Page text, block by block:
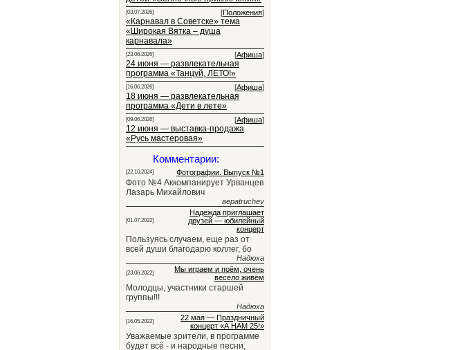
[03.07.2026] [Положения]
«Карнавал в Советске» тема
«Широкая Вятка – душа
карнавала»
[23.06.2026] [Афиша]
24 июня — развлекательная
программа «Танцуй, ЛЕТО!»
[16.06.2026] [Афиша]
18 июня — развлекательная
программа «Дети в лете»
[09.06.2026] [Афиша]
12 июня — выставка-продажа
«Русь мастеровая»
Комментарии:
[22.10.2024] Фотографии. Выпуск №1
Фото №4 Аккомпанирует Урванцев
Лазарь Михайлович
aepatruchev
[01.07.2022]
Надежда приглашает
друзей — юбилейный
концерт
Пользуясь случаем, еще раз от
всей души благодарю коллег, бо
Надюха
[23.06.2022]
Мы играем и поём, очень
весело живём
Молодцы, участники старшей
группы!!!
Надюха
[16.05.2022]
22 мая — Праздничный
концерт «А НАМ 25!»
Уважаемые зрители, в программе
будет всё - и народные песни,